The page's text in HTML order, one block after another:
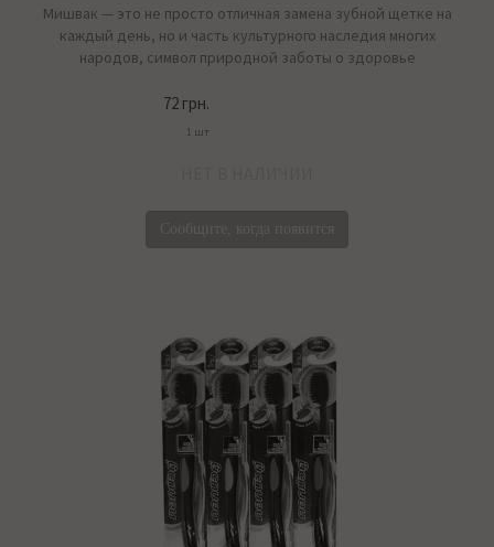
Мишвак — это не просто отличная замена зубной щетке на
каждый день, но и часть культурного наследия многих
народов, символ природной заботы о здоровье
72 грн.
1 шт